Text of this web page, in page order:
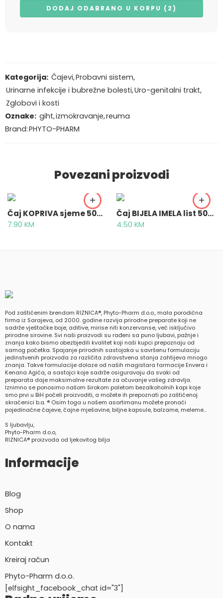
DODAJ ODABRANO U KORPU (2)
Kategorija: Čajevi,Probavni sistem,
Urinarne infekcije i bubrežne bolesti,Uro-genitalni trakt,
Zglobovi i kosti
Oznake: giht,izmokravanje,reuma
Brand:PHYTO-PHARM
Povezani proizvodi
Čaj KOPRIVA sjeme 50g – Urticae semen
7.90 KM
Čaj BIJELA IMELA list 50g – Visci albi folium
4.50 KM
Pod zaštićenim brendom RIZNICA®, Phyto-Pharm d.o.o., mala porodična
firma iz Sarajeva, od 2000. godine razvija prirodne preparate koji ne
sadrže vještačke boje, aditive, mirise niti konzervanse, već isključivo
prirodne sirovine. Svi naši proizvodi su rađeni sa puno ljubavi, pažnje i
znanja kako bismo obezbjedili kvalitet koji naši kupci prepoznaju od
samog početka. Spajanje prirodnih sastojaka u savršenu formulaciju
jedinstvenih proizvoda za različita zdravstvena stanja zahtijeva mnogo
znanja. Takve formulacije dolaze od naših magistara farmacije Envera i
Kenana Agića, a sastojci koje sadrže osiguravaju da svaki od
preparata daje maksimalne rezultate za očuvanje vašeg zdravlja.
Iznimno se ponosimo našom širokom paletom bezalkoholnih kapi koje
smo prvi u BiH počeli proizvoditi, a možete ih prepoznati po zaštićenoj
skraćenici b.a. ® Osim toga u našem asortimanu možete pronaći
pojedinačne čajeve, čajne mješavine, biljne kapsule, balzame, meleme…
S ljubavlju,
Phyto-Pharm d.o.o,
RIZNICA® proizvoda od ljekovitog bilja
Informacije
Blog
Shop
O nama
Kontakt
Kreiraj račun
Phyto-Pharm d.o.o.
[elfsight_facebook_chat id="3"]